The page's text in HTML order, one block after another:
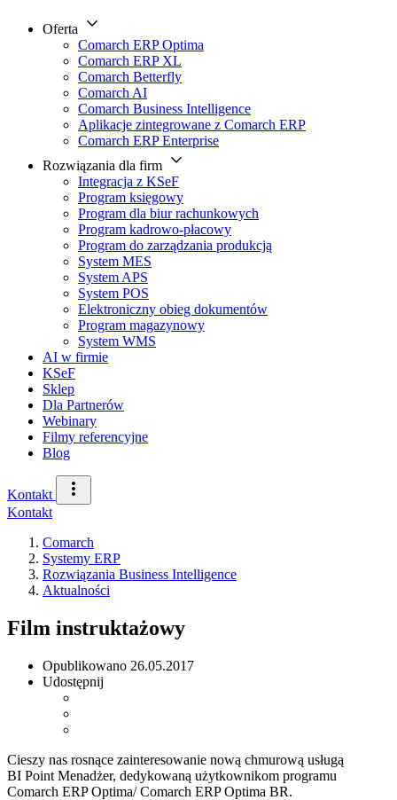
Oferta
Comarch ERP Optima
Comarch ERP XL
Comarch Betterfly
Comarch AI
Comarch Business Intelligence
Aplikacje zintegrowane z Comarch ERP
Comarch ERP Enterprise
Rozwiązania dla firm
Integracja z KSeF
Program księgowy
Program dla biur rachunkowych
Program kadrowo-płacowy
Program do zarządzania produkcją
System MES
System APS
System POS
Elektroniczny obieg dokumentów
Program magazynowy
System WMS
AI w firmie
KSeF
Sklep
Dla Partnerów
Webinary
Filmy referencyjne
Blog
Kontakt
Kontakt
Comarch
Systemy ERP
Rozwiązania Business Intelligence
Aktualności
Film instruktażowy
Opublikowano 26.05.2017
Udostępnij
Cieszy nas rosnące zainteresowanie nową chmurową usługą
BI Point Menadżer, dedykowaną użytkownikom programu
Comarch ERP Optima/ Comarch ERP Optima BR.